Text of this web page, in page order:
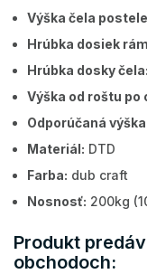
Výška čela
Hrúbka dosiek
Hrúbka dosky čela:
Výška od roštu po
Odporúčaná
Materiál: DTD
Farba: dub craft
Nosnosť: 200kg
Produkt
obchodoch: